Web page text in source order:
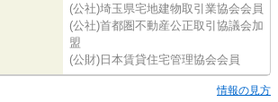
(公社)埼玉県宅地建物取引業協会会員
(公社)首都圏不動産公正取引協議会加
盟
(公財)日本賃貸住宅管理協会会員
情報の見方